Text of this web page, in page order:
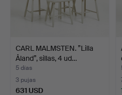
CARL MALMSTEN. ”Lilla
Åland”, sillas, 4 ud…
5 días
3 pujas
631 USD